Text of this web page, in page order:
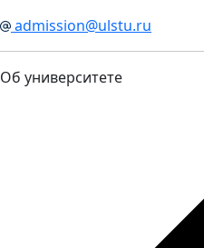
admission@ulstu.ru
Об университете